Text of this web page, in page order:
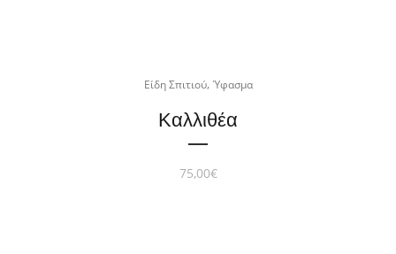
Είδη Σπιτιού, Ύφασμα
Καλλιθέα
75,00€